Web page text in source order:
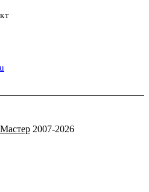
2007-2026